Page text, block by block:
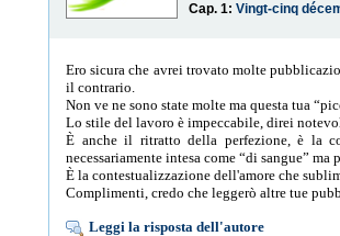
Cap. 1:Vingt-cinq
Ero sicura che avrei trovato molte
il contrario.
Non ve ne sono state molte ma questa tua
Lo stile del lavoro è impeccabile, direi
È anche il ritratto della perfezione, è la
necessariamente intesa come “di sangue” ma
È la contestualizzazione dell'amore che
Complimenti, credo che leggerò altre tue
Leggi la risposta dell'autore